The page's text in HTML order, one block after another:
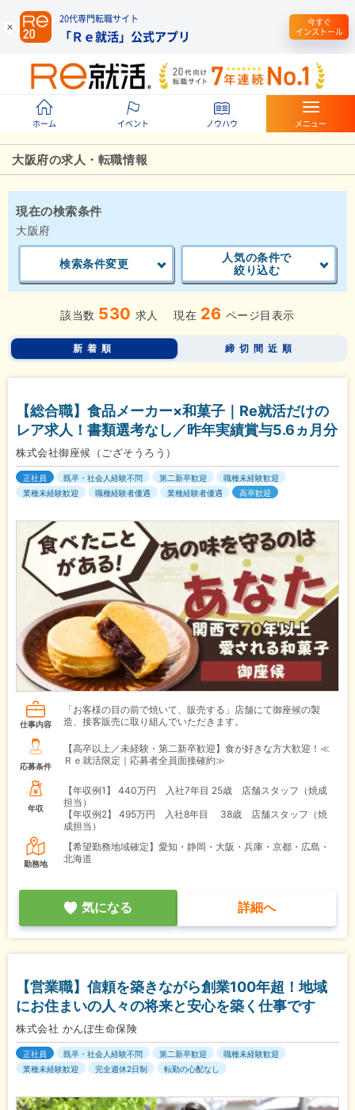
20代専門転職サイト
「Ｒｅ就活」公式アプリ
今すぐ
インストール
ホーム イベント ノウハウ メニュー
大阪府の求人・転職情報
現在の検索条件
大阪府
検索条件変更
人気の条件で
絞り込む
該当数 530 求人 現在 26 ページ目表示
新着順 締切間近順
【総合職】食品メーカー×和菓子｜Re就活だけの
レア求人！書類選考なし／昨年実績賞与5.6ヵ月分
株式会社御座候（ござそうろう）
正社員 既卒・社会人経験不問 第二新卒歓迎
職種未経験歓迎
業種未経験歓迎
職種経験者優遇 業種経験者優遇 高卒歓迎
仕事内容
「お客様の目の前で焼いて、販売する」店舗にて御座候の製
造、接客販売に取り組んでいただきます。
応募条件
【高卒以上／未経験・第二新卒歓迎】食が好きな方大歓迎！≪
Ｒｅ就活限定｜応募者全員面接確約≫
年収
【年収例1】
440万円 入社7年目 25歳 店舗スタッフ（焼成
担当）
【年収例2】
495万円 入社8年目 38歳 店舗スタッフ（焼
成担当）
勤務地
【希望勤務地域確定】愛知・静岡・大阪・兵庫・京都・広島・
北海道
気になる 詳細へ
【営業職】信頼を築きながら創業100年超！地域
にお住まいの人々の将来と安心を築く仕事です
株式会社 かんぽ生命保険
正社員 既卒・社会人経験不問 第二新卒歓迎
職種未経験歓迎
業種未経験歓迎
完全週休2日制 転勤の心配なし